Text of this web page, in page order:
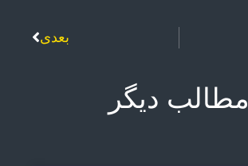
بعدی
مطالب دیگر